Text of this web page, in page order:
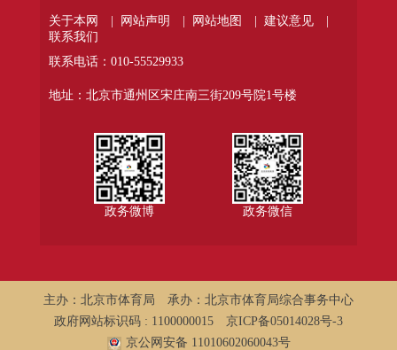
关于本网 | 网站声明 | 网站地图 |
建议意见 |
联系我们
联系电话：010-55529933
地址：北京市通州区宋庄南三街209号院1号楼
政务微博 政务微信
主办：北京市体育局
承办：北京市体育局综合事务中心
政府网站标识码 : 1100000015
京ICP备05014028号-3
京公网安备 11010602060043号